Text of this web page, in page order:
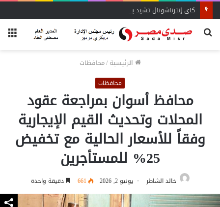
كاي إنترناشونال تشيد بقوة سوق السيارات المصري
بحث
الرئيسية/محافظات
محافظات
محافظ أسوان بمراجعة عقود
المحلات وتحديث القيم الإيجارية
وفقاً للأسعار الحالية مع تخفيض
25% للمستأجرين
خالد الشاطر يونيو 2, 2026 661 دقيقة واحدة